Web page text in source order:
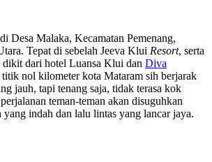
Desa Malaka, Kecamatan Pemenang,
Tepat di sebelah Jeeva Klui Resort, serta
dikit dari hotel Luansa Klui dan Diva
nol kilometer kota Mataram sih berjarak
jauh, tapi tenang saja, tidak terasa kok
teman-teman akan disuguhkan
yang indah dan lalu lintas yang lancar jaya.